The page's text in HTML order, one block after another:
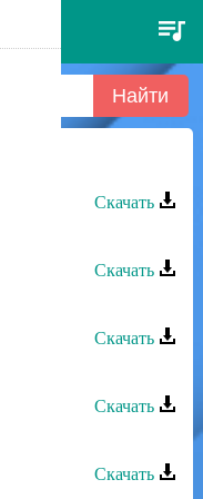
Скачать
Скачать
Скачать
Скачать
Скачать